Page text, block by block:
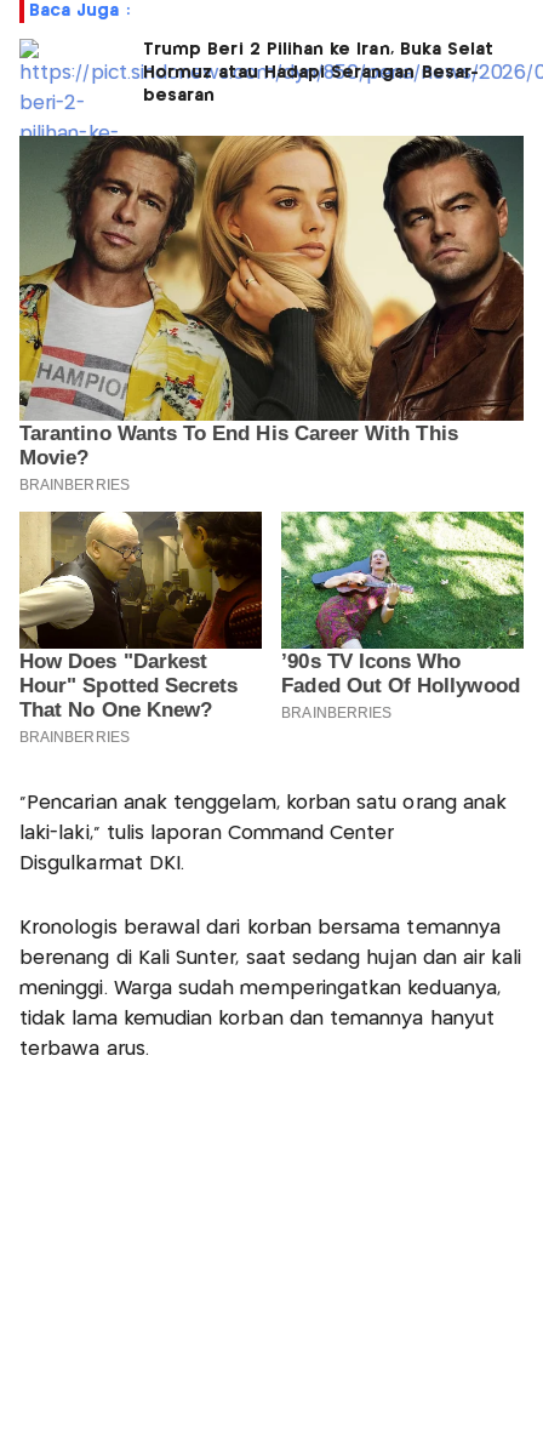
Baca Juga :
Trump Beri 2 Pilihan ke Iran, Buka Selat
Hormuz atau Hadapi Serangan Besar-
besaran
"Pencarian anak tenggelam, korban satu orang anak
laki-laki," tulis laporan Command Center
Disgulkarmat DKI.
Kronologis berawal dari korban bersama temannya
berenang di Kali Sunter, saat sedang hujan dan air kali
meninggi. Warga sudah memperingatkan keduanya,
tidak lama kemudian korban dan temannya hanyut
terbawa arus.